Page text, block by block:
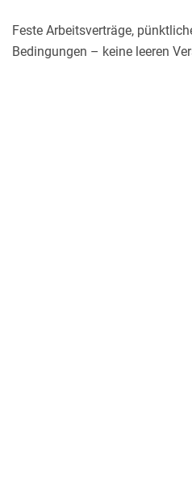
Feste Arbeitsverträge,
Bedingungen – keine leeren